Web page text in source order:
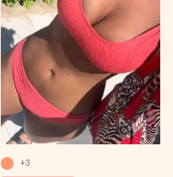
+3